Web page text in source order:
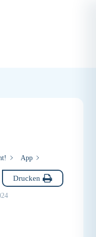
App
Drucken